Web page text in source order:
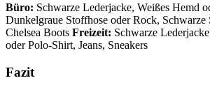
Büro: Schwarze Lederjacke, Weißes Hemd
Dunkelgraue Stoffhose oder Rock, Schwarze
Chelsea Boots Freizeit: Schwarze
oder Polo-Shirt, Jeans, Sneakers
Fazit